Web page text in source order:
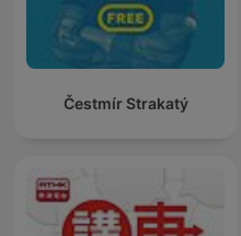
Čestmír Strakatý